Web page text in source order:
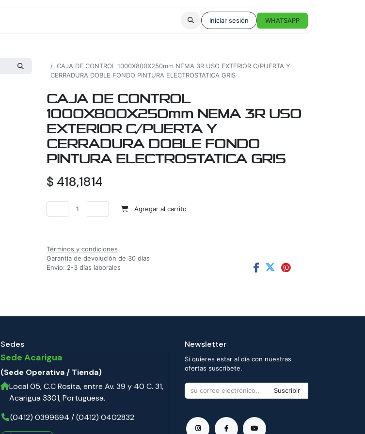
Iniciar sesión WHATSAPP
CAJA DE CONTROL 1000X800X250mm NEMA 3R USO EXTERIOR C/PUERTA Y
CERRADURA DOBLE FONDO PINTURA ELECTROSTATICA GRIS
CAJA DE CONTROL
1000X800X250mm NEMA 3R USO
EXTERIOR C/PUERTA Y
CERRADURA DOBLE FONDO
PINTURA ELECTROSTATICA GRIS
$ 418,1814
Agregar al carrito
Términos y condiciones
Garantía de devolución de 30 días
Envío: 2-3 días laborales
Sedes
Sede Acarigua
(Sede Operativa / Tienda)
Local 05, C.C Rosita, entre Av. 39 y 40 C. 31,
Acarigua 3301, Portuguesa.
(0412) 0399694 / (0412) 0402832
Newsletter
Si quieres estar al día con nuestras
ofertas suscríbete.
Suscribir